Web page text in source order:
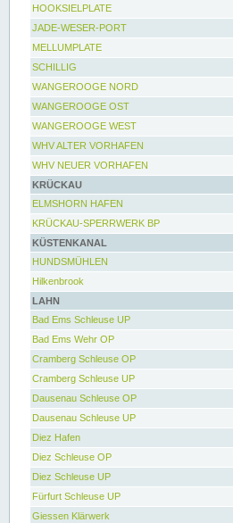
HOOKSIELPLATE
JADE-WESER-PORT
MELLUMPLATE
SCHILLIG
WANGEROOGE NORD
WANGEROOGE OST
WANGEROOGE WEST
WHV ALTER VORHAFEN
WHV NEUER VORHAFEN
KRÜCKAU
ELMSHORN HAFEN
KRÜCKAU-SPERRWERK BP
KÜSTENKANAL
HUNDSMÜHLEN
Hilkenbrook
LAHN
Bad Ems Schleuse UP
Bad Ems Wehr OP
Cramberg Schleuse OP
Cramberg Schleuse UP
Dausenau Schleuse OP
Dausenau Schleuse UP
Diez Hafen
Diez Schleuse OP
Diez Schleuse UP
Fürfurt Schleuse UP
Giessen Klärwerk